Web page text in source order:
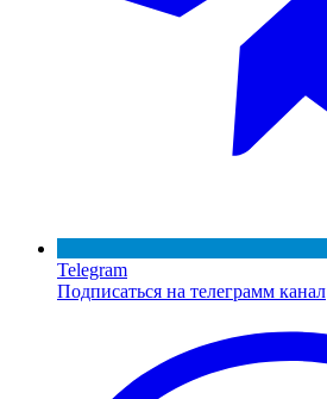
Telegram
Подписаться на телеграмм канал